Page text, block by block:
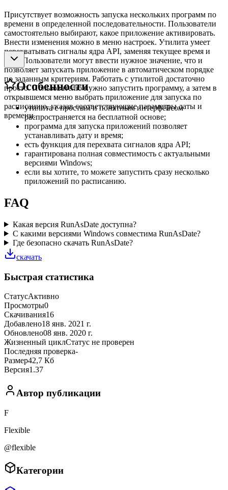
Присутствует возможность запуска нескольких программ по
времени в определенной последовательности. Пользователи
самостоятельно выбирают, какое приложение активировать.
Внести изменения можно в меню настроек. Утилита умеет
перехватывать сигналы ядра API, заменяя текущее время и
дату. Пользователи могут ввести нужное значение, что и
позволяет запускать приложение в автоматическом порядке
по заданным критериям. Работать с утилитой достаточно
просто. Пользователю нужно запустить программу, а затем в
открывшемся меню выбрать приложение для запуска по
расписанию, указав соответствующие параметры даты и
времени.
Особенности
утилита с простым и понятным интерфейсом
распространяется на бесплатной основе;
программа для запуска приложений позволяет
устанавливать дату и время;
есть функция для перехвата сигналов ядра API;
гарантирована полная совместимость с актуальными
версиями Windows;
если вы хотите, то можете запустить сразу несколько
приложений по расписанию.
FAQ
Какая версия RunAsDate доступна?
С какими версиями Windows совместима RunAsDate?
Где безопасно скачать RunAsDate?
скачать
Быстрая статистика
СтатусАктивно
Просмотры0
Скачивания16
Добавлено18 янв. 2021 г.
Обновлено08 янв. 2020 г.
Жизненный циклСтатус не проверен
Последняя проверка-
Размер42,7 Кб
Версия1.37
Автор публикации
F
Flexible
@flexible
Категории